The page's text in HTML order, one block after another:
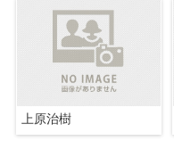
上原治樹